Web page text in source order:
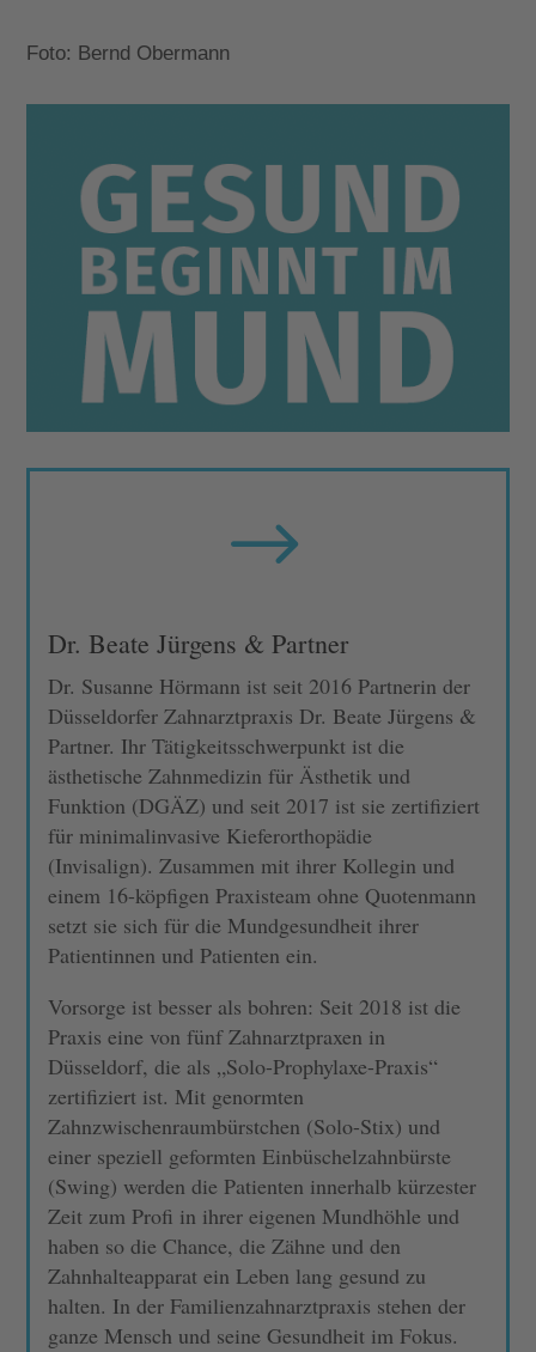
Foto: Bernd Obermann
$
Dr. Beate Jürgens & Partner
Dr. Susanne Hörmann ist seit 2016 Partnerin der
Düsseldorfer Zahnarztpraxis Dr. Beate Jürgens &
Partner. Ihr Tätigkeitsschwerpunkt ist die
ästhetische Zahnmedizin für Ästhetik und
Funktion (DGÄZ) und seit 2017 ist sie zertifiziert
für minimalinvasive Kieferorthopädie
(Invisalign). Zusammen mit ihrer Kollegin und
einem 16-köpfigen Praxisteam ohne Quotenmann
setzt sie sich für die Mundgesundheit ihrer
Patientinnen und Patienten ein.
Vorsorge ist besser als bohren: Seit 2018 ist die
Praxis eine von fünf Zahnarztpraxen in
Düsseldorf, die als „Solo-Prophylaxe-Praxis“
zertifiziert ist. Mit genormten
Zahnzwischenraumbürstchen (Solo-Stix) und
einer speziell geformten Einbüschelzahnbürste
(Swing) werden die Patienten innerhalb kürzester
Zeit zum Profi in ihrer eigenen Mundhöhle und
haben so die Chance, die Zähne und den
Zahnhalteapparat ein Leben lang gesund zu
halten. In der Familienzahnarztpraxis stehen der
ganze Mensch und seine Gesundheit im Fokus.